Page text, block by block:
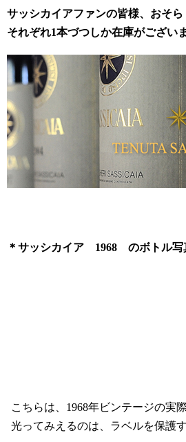
サッシカイアファンの皆様、おそ
それぞれ1本づつしか在庫がござい
＊サッシカイア 1968 のボトル写
こちらは、1968年ビンテージの実
光ってみえるのは、ラベルを保護